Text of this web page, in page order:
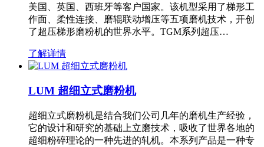
美国、英国、西班牙等客户国家。该机型采用了梯形工
作面、柔性连接、磨辊联动增压等五项磨机技术，开创
了超压梯形磨粉机的世界水平。TGM系列超压…
了解详情
LUM 超细立式磨粉机
超细立式磨粉机是结合我们公司几年的磨机生产经验，
它的设计和研究的基础上立磨技术，吸收了世界各地的
超细粉碎理论的一种先进的轧机。本系列产品是一种专